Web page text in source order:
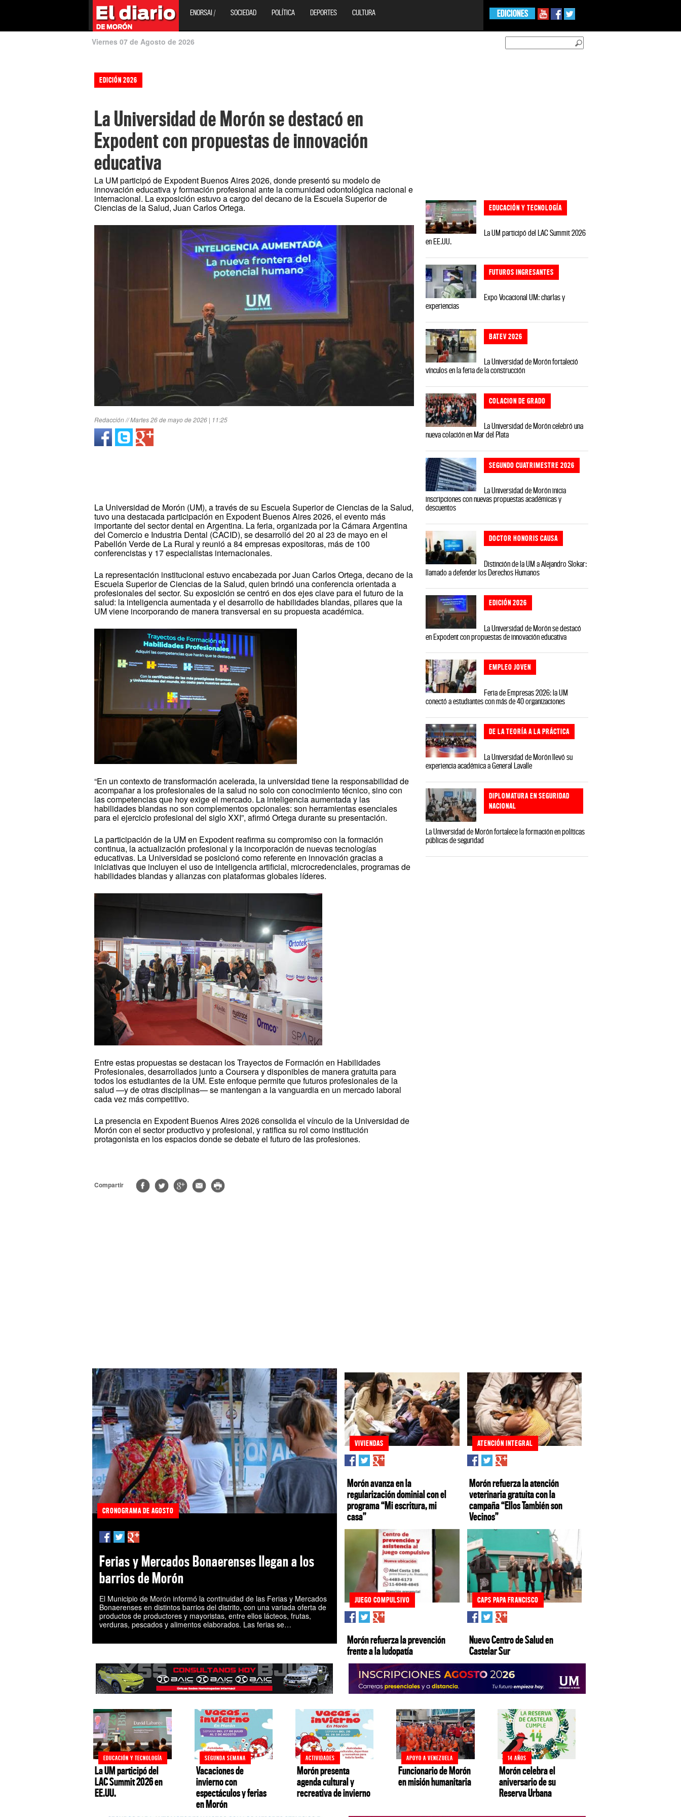
ENORSAI / SOCIEDAD POLÍTICA DEPORTES CULTURA EDICIONES
Viernes 07 de Agosto de 2026
EDICIÓN 2026
La Universidad de Morón se destacó en
Expodent con propuestas de innovación
educativa
La UM participó de Expodent Buenos Aires 2026, donde presentó su modelo de
innovación educativa y formación profesional ante la comunidad odontológica nacional e
internacional. La exposición estuvo a cargo del decano de la Escuela Superior de
Ciencias de la Salud, Juan Carlos Ortega.
Redacción // Martes 26 de mayo de 2026 | 11:25
La Universidad de Morón (UM), a través de su Escuela Superior de Ciencias de la Salud,
tuvo una destacada participación en Expodent Buenos Aires 2026, el evento más
importante del sector dental en Argentina. La feria, organizada por la Cámara Argentina
del Comercio e Industria Dental (CACID), se desarrolló del 20 al 23 de mayo en el
Pabellón Verde de La Rural y reunió a 84 empresas expositoras, más de 100
conferencistas y 17 especialistas internacionales.
La representación institucional estuvo encabezada por Juan Carlos Ortega, decano de la
Escuela Superior de Ciencias de la Salud, quien brindó una conferencia orientada a
profesionales del sector. Su exposición se centró en dos ejes clave para el futuro de la
salud: la inteligencia aumentada y el desarrollo de habilidades blandas, pilares que la
UM viene incorporando de manera transversal en su propuesta académica.
“En un contexto de transformación acelerada, la universidad tiene la responsabilidad de
acompañar a los profesionales de la salud no solo con conocimiento técnico, sino con
las competencias que hoy exige el mercado. La inteligencia aumentada y las
habilidades blandas no son complementos opcionales: son herramientas esenciales
para el ejercicio profesional del siglo XXI”, afirmó Ortega durante su presentación.
La participación de la UM en Expodent reafirma su compromiso con la formación
continua, la actualización profesional y la incorporación de nuevas tecnologías
educativas. La Universidad se posicionó como referente en innovación gracias a
iniciativas que incluyen el uso de inteligencia artificial, microcredenciales, programas de
habilidades blandas y alianzas con plataformas globales líderes.
Entre estas propuestas se destacan los Trayectos de Formación en Habilidades
Profesionales, desarrollados junto a Coursera y disponibles de manera gratuita para
todos los estudiantes de la UM. Este enfoque permite que futuros profesionales de la
salud —y de otras disciplinas— se mantengan a la vanguardia en un mercado laboral
cada vez más competitivo.
La presencia en Expodent Buenos Aires 2026 consolida el vínculo de la Universidad de
Morón con el sector productivo y profesional, y ratifica su rol como institución
protagonista en los espacios donde se debate el futuro de las profesiones.
Compartir
EDUCACIÓN Y TECNOLOGÍA
La UM participó del LAC Summit 2026
en EE.UU.
FUTUROS INGRESANTES
Expo Vocacional UM: charlas y
experiencias
BATEV 2026
La Universidad de Morón fortaleció
vínculos en la feria de la construcción
COLACION DE GRADO
La Universidad de Morón celebró una
nueva colación en Mar del Plata
SEGUNDO CUATRIMESTRE 2026
La Universidad de Morón inicia
inscripciones con nuevas propuestas académicas y
descuentos
DOCTOR HONORIS CAUSA
Distinción de la UM a Alejandro Slokar:
llamado a defender los Derechos Humanos
EDICIÓN 2026
La Universidad de Morón se destacó
en Expodent con propuestas de innovación educativa
EMPLEO JOVEN
Feria de Empresas 2026: la UM
conectó a estudiantes con más de 40 organizaciones
DE LA TEORÍA A LA PRÁCTICA
La Universidad de Morón llevó su
experiencia académica a General Lavalle
DIPLOMATURA EN SEGURIDAD
NACIONAL
La Universidad de Morón fortalece la formación en políticas
públicas de seguridad